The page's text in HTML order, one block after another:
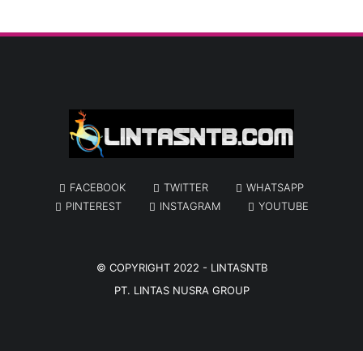
FACEBOOK TWITTER
WHATSAPP
PINTEREST
INSTAGRAM YOUTUBE
© COPYRIGHT 2022 - LINTASNTB
PT. LINTAS NUSRA GROUP